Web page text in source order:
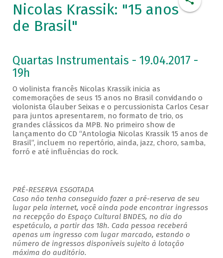
Nicolas Krassik: "15 anos
de Brasil"
Quartas Instrumentais - 19.04.2017 -
19h
O violinista francês Nicolas Krassik inicia as
comemorações de seus 15 anos no Brasil convidando o
violonista Glauber Seixas e o percussionista Carlos Cesar
para juntos apresentarem, no formato de trio, os
grandes clássicos da MPB. No primeiro show de
lançamento do CD “Antologia Nicolas Krassik 15 anos de
Brasil”, incluem no repertório, ainda, jazz, choro, samba,
forró e até influências do rock.
PRÉ-RESERVA ESGOTADA
Caso não tenha conseguido fazer a pré-reserva de seu
lugar pela internet, você ainda pode encontrar ingressos
na recepção do Espaço Cultural BNDES, no dia do
espetáculo, a partir das 18h. Cada pessoa receberá
apenas um ingresso com lugar marcado, estando o
número de ingressos disponíveis sujeito à lotação
máxima do auditório.